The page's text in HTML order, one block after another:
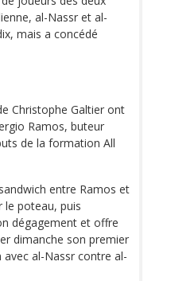
al-Nassr et al-
mais a concédé
Christophe Galtier ont
Ramos, buteur
de la formation All
entre Ramos et
le poteau, puis
dégagement et offre
dimanche son premier
al-Nassr contre al-